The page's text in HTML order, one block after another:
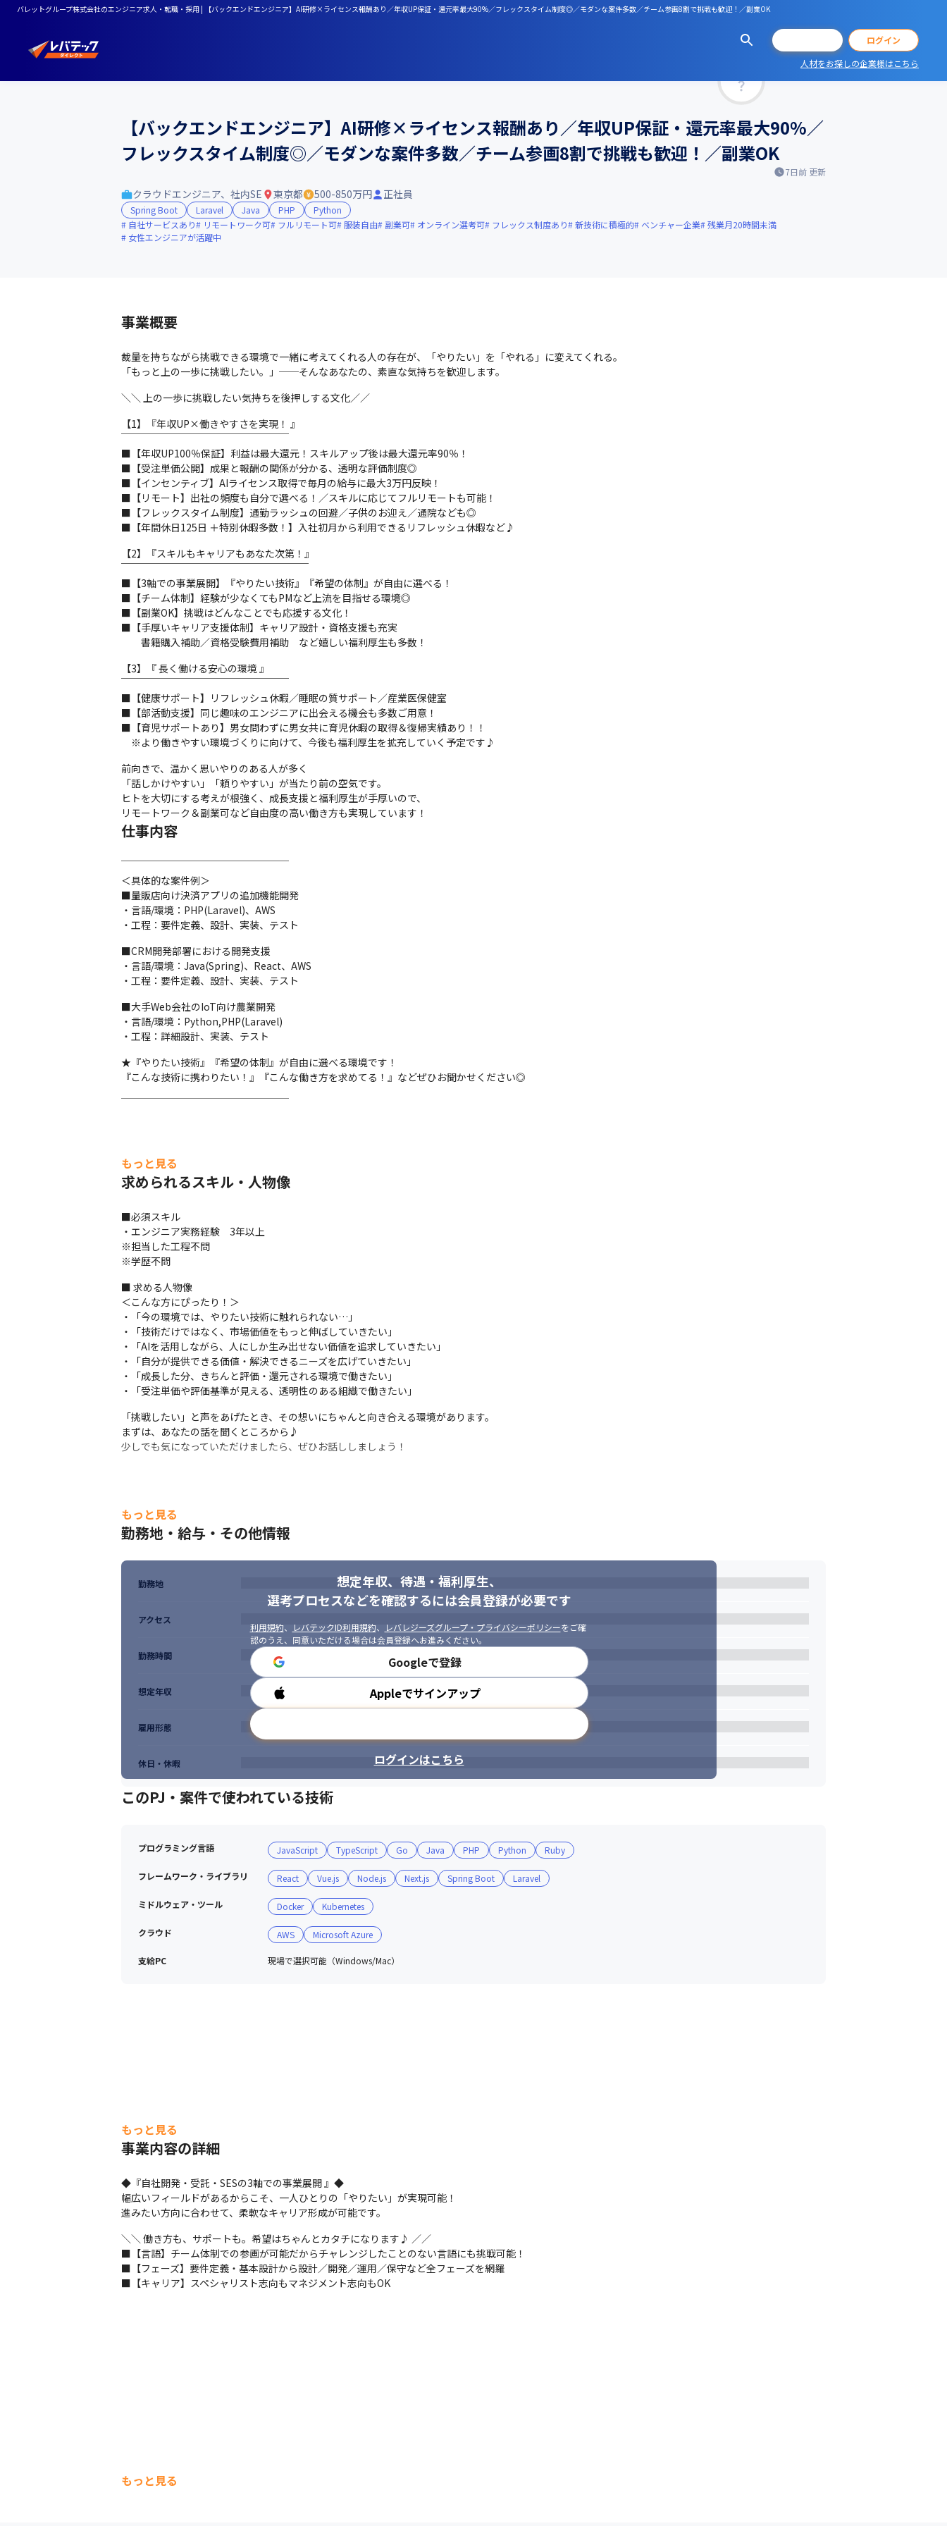
バレットグループ株式会社のエンジニア求人・転職・採用 | 【バックエンドエンジニア】AI研修×ライセンス報酬あり／年収UP保証・還元率最大90%／フレックスタイム制度◎／モダンな案件多数／チーム参画8割で挑戦も歓迎！／副業OK
ログイン
人材をお探しの企業様はこちら
【バックエンドエンジニア】AI研修×ライセンス報酬あり／年収UP保証・還元率最大90%／
フレックスタイム制度◎／モダンな案件多数／チーム参画8割で挑戦も歓迎！／副業OK
7日前 更新
クラウドエンジニア、社内SE 東京都 500-850万円 正社員
Spring Boot Laravel Java PHP
Python
自社サービスあり
リモートワーク可 フルリモート可 服装自由 副業可 オンライン選考可 フレックス制度あり 新技術に積極的 ベンチャー企業 残業月20時間未満
女性エンジニアが活躍中
事業概要
裁量を持ちながら挑戦できる環境で一緒に考えてくれる人の存在が、「やりたい」を「やれる」に変えてくれる。
「もっと上の一歩に挑戦したい。」──そんなあなたの、素直な気持ちを歓迎します。
＼＼ 上の一歩に挑戦したい気持ちを後押しする文化／／
【1】『年収UP×働きやすさを実現！ 』
￣￣￣￣￣￣￣￣￣￣￣￣￣￣￣￣￣
■【年収UP100％保証】利益は最大還元！スキルアップ後は最大還元率90％！
■【受注単価公開】成果と報酬の関係が分かる、透明な評価制度◎
■【インセンティブ】AIライセンス取得で毎月の給与に最大3万円反映！
■【リモート】出社の頻度も自分で選べる！／スキルに応じてフルリモートも可能！
■【フレックスタイム制度】通勤ラッシュの回避／子供のお迎え／通院なども◎
■【年間休日125日 ＋特別休暇多数！】入社初月から利用できるリフレッシュ休暇など♪
【2】『スキルもキャリアもあなた次第！』
￣￣￣￣￣￣￣￣￣￣￣￣￣￣￣￣￣￣￣
■【3軸での事業展開】『やりたい技術』『希望の体制』が自由に選べる！
■【チーム体制】経験が少なくてもPMなど上流を目指せる環境◎
■【副業OK】挑戦はどんなことでも応援する文化！
■【手厚いキャリア支援体制】キャリア設計・資格支援も充実
書籍購入補助／資格受験費用補助　など嬉しい福利厚生も多数！
【3】『 長く働ける安心の環境 』
￣￣￣￣￣￣￣￣￣￣￣￣￣￣￣￣￣
■【健康サポート】リフレッシュ休暇／睡眠の質サポート／産業医保健室
■【部活動支援】同じ趣味のエンジニアに出会える機会も多数ご用意！
■【育児サポートあり】男女問わずに男女共に育児休暇の取得＆復帰実績あり！！
※より働きやすい環境づくりに向けて、今後も福利厚生を拡充していく予定です♪
前向きで、温かく思いやりのある人が多く
「話しかけやすい」「頼りやすい」が当たり前の空気です。
ヒトを大切にする考えが根強く、成長支援と福利厚生が手厚いので、
リモートワーク＆副業可など自由度の高い働き方も実現しています！
仕事内容
￣￣￣￣￣￣￣￣￣￣￣￣￣￣￣￣￣
＜具体的な案件例＞
■量販店向け決済アプリの追加機能開発
・言語/環境：PHP(Laravel)、AWS
・工程：要件定義、設計、実装、テスト
■CRM開発部署における開発支援
・言語/環境：Java(Spring)、React、AWS
・工程：要件定義、設計、実装、テスト
■大手Web会社のIoT向け農業開発
・言語/環境：Python,PHP(Laravel)
・工程：詳細設計、実装、テスト
★『やりたい技術』『希望の体制』が自由に選べる環境です！
『こんな技術に携わりたい！』『こんな働き方を求めてる！』などぜひお聞かせください◎
￣￣￣￣￣￣￣￣￣￣￣￣￣￣￣￣￣
もっと見る
求められるスキル・人物像
■必須スキル
・エンジニア実務経験　3年以上
※担当した工程不問
※学歴不問
■ 求める人物像
＜こんな方にぴったり！＞
・「今の環境では、やりたい技術に触れられない…」
・「技術だけではなく、市場価値をもっと伸ばしていきたい」
・「AIを活用しながら、人にしか生み出せない価値を追求していきたい」
・「自分が提供できる価値・解決できるニーズを広げていきたい」
・「成長した分、きちんと評価・還元される環境で働きたい」
・「受注単価や評価基準が見える、透明性のある組織で働きたい」
「挑戦したい」と声をあげたとき、その想いにちゃんと向き合える環境があります。
まずは、あなたの話を聞くところから♪
少しでも気になっていただけましたら、ぜひお話ししましょう！
もっと見る
勤務地・給与・その他情報
想定年収、待遇・福利厚生、
選考プロセスなどを確認するには会員登録が必要です
利用規約、 レバテックID利用規約、 レバレジーズグループ・プライバシーポリシーをご確
認のうえ、同意いただける場合は会員登録へお進みください。
Googleで登録
Appleでサインアップ
ログインはこちら
勤務地
アクセス
勤務時間
想定年収
雇用形態
休日・休暇
このPJ・案件で使われている技術
プログラミング言語 JavaScript TypeScript Go Java PHP Python Ruby
フレームワーク・ライブラリ React Vue.js Node.js Next.js Spring Boot Laravel
ミドルウェア・ツール Docker Kubernetes
クラウド AWS Microsoft Azure
支給PC 現場で選択可能（Windows/Mac）
もっと見る
事業内容の詳細
◆『自社開発・受託・SESの3軸での事業展開 』◆
幅広いフィールドがあるからこそ、一人ひとりの「やりたい」が実現可能！
進みたい方向に合わせて、柔軟なキャリア形成が可能です。
＼＼ 働き方も、サポートも。希望はちゃんとカタチになります♪ ／／
■【言語】チーム体制での参画が可能だからチャレンジしたことのない言語にも挑戦可能！
■【フェーズ】要件定義・基本設計から設計／開発／運用／保守など全フェーズを網羅
■【キャリア】スペシャリスト志向もマネジメント志向もOK
もっと見る